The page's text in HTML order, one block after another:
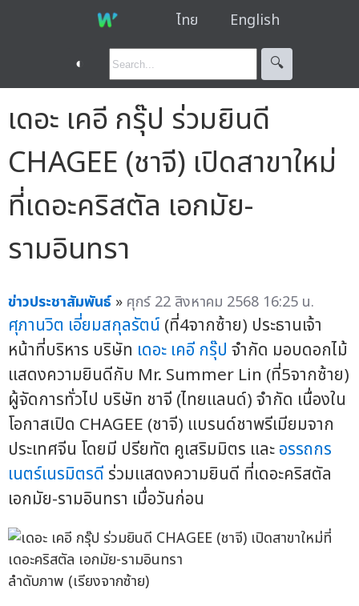
ไทย English
◐ 🔍︎
เดอะ เคอี กรุ๊ป ร่วมยินดี
CHAGEE (ชาจี) เปิดสาขาใหม่
ที่เดอะคริสตัล เอกมัย-
รามอินทรา
ข่าวประชาสัมพันธ์ » ศุกร์ 22 สิงหาคม 2568 16:25 น.
ศุภานวิต เอี่ยมสกุลรัตน์ (ที่4จากซ้าย) ประธานเจ้า
หน้าที่บริหาร บริษัท เดอะ เคอี กรุ๊ป จำกัด มอบดอกไม้
แสดงความยินดีกับ Mr. Summer Lin (ที่5จากซ้าย)
ผู้จัดการทั่วไป บริษัท ชาจี (ไทยแลนด์) จำกัด เนื่องใน
โอกาสเปิด CHAGEE (ชาจี) แบรนด์ชาพรีเมียมจาก
ประเทศจีน โดยมี ปรียทัต คูเสริมมิตร และอรรถกร
เนตร์เนรมิตรดี ร่วมแสดงความยินดี ที่เดอะคริสตัล
เอกมัย-รามอินทรา เมื่อวันก่อน
ลำดับภาพ (เรียงจากซ้าย)